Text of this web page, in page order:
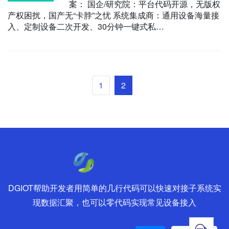
案： 国企/研究院：平台代码开源，无版权
产权困扰，国产无“卡脖”之忧 系统集成商：通用设备海量接
入、定制设备二次开发、30分钟一键式私…
1 2
DGIOT帮助开发者用简单的几行代码可以快速对接子系统实
现数据汇聚，也可以零代码实现常见设备接入